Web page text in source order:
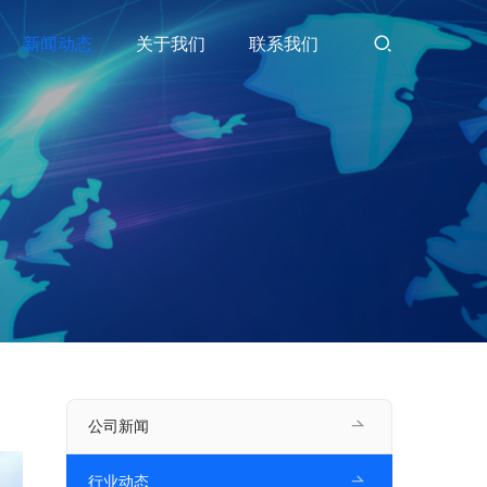
新闻动态 关于我们 联系我们
公司新闻
行业动态